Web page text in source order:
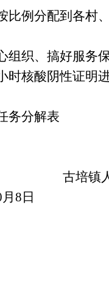
例分配到各村
组织、搞好服务
时核酸阴性证明
务分解表
古培镇
月 8 日